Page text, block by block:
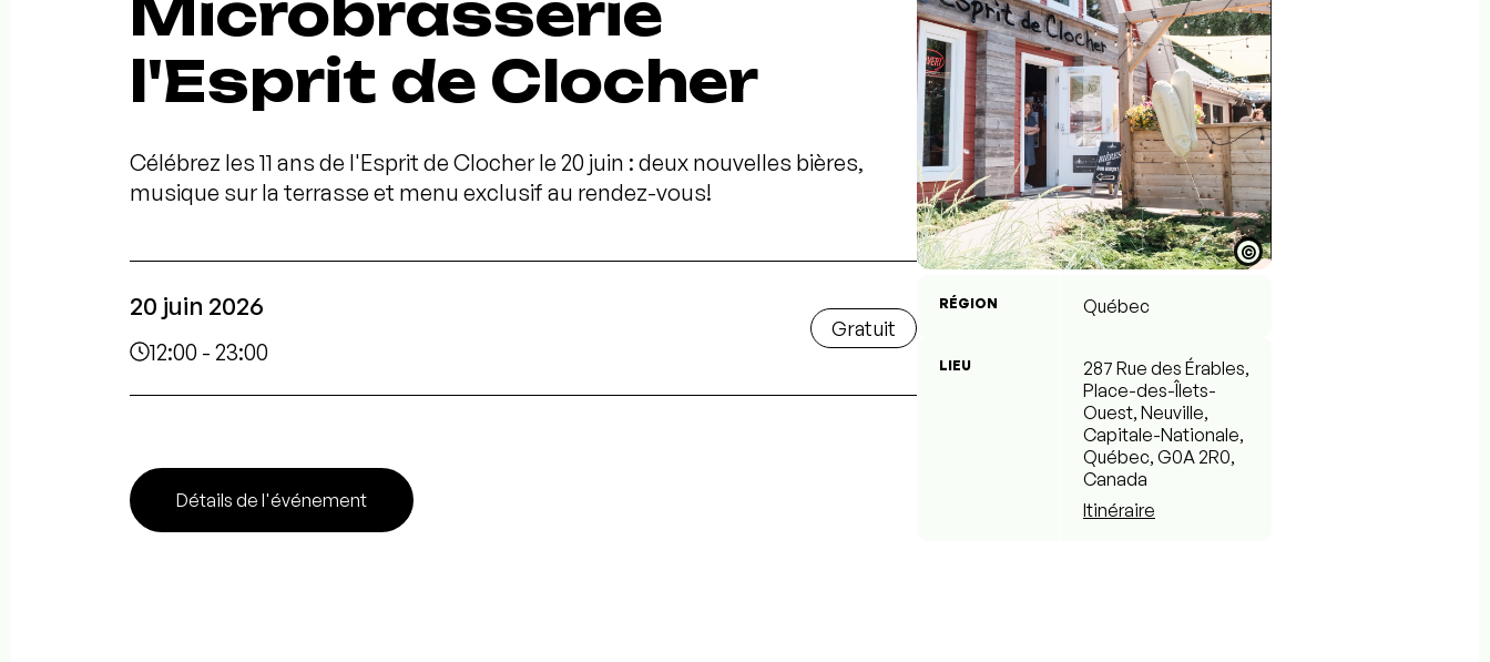
Microbrasserie
l'Esprit de Clocher
Célébrez les 11 ans de l'Esprit de Clocher le 20 juin : deux nouvelles bières,
musique sur la terrasse et menu exclusif au rendez-vous!
20 juin 2026
12:00 - 23:00
Gratuit
Détails de l'événement
©
RÉGION Québec
LIEU
287 Rue des Érables,
Place-des-Îlets-
Ouest, Neuville,
Capitale-Nationale,
Québec, G0A 2R0,
Canada
Itinéraire